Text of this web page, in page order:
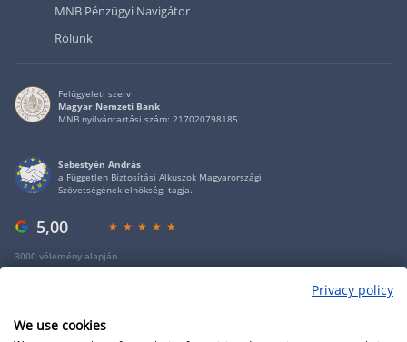
MNB Pénzügyi Navigátor
Rólunk
Felügyeleti szerv
Magyar Nemzeti Bank
MNB nyilvántartási szám: 217020798185
Sebestyén András
a Független Biztosítási Alkuszok Magyarországi
Szövetségének elnökségi tagja.
5,00
3000 vélemény alapján
Privacy policy
We use cookies